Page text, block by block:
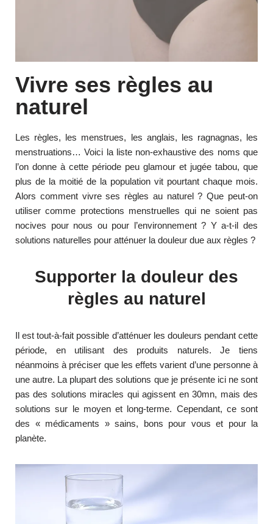
Vivre ses règles au
naturel
Les règles, les menstrues, les anglais, les ragnagnas, les
menstruations… Voici la liste non-exhaustive des noms que
l’on donne à cette période peu glamour et jugée tabou, que
plus de la moitié de la population vit pourtant chaque mois.
Alors comment vivre ses règles au naturel ? Que peut-on
utiliser comme protections menstruelles qui ne soient pas
nocives pour nous ou pour l’environnement ? Y a-t-il des
solutions naturelles pour atténuer la douleur due aux règles ?
Supporter la douleur des
règles au naturel
Il est tout-à-fait possible d’atténuer les douleurs pendant cette
période, en utilisant des produits naturels. Je tiens
néanmoins à préciser que les effets varient d’une personne à
une autre. La plupart des solutions que je présente ici ne sont
pas des solutions miracles qui agissent en 30mn, mais des
solutions sur le moyen et long-terme. Cependant, ce sont
des « médicaments » sains, bons pour vous et pour la
planète.